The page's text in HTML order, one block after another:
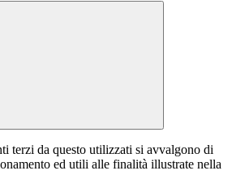
terzi da questo utilizzati si avvalgono di
ed utili alle finalità illustrate nella